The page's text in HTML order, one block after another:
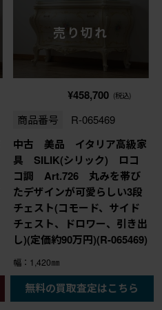
売り切れ
¥458,700 (税込)
商品番号 R-065469
中古 美品 イタリア高級家
具 SILIK(シリック) ロコ
コ調 Art.726 丸みを帯び
たデザインが可愛らしい3段
チェスト(コモード、サイド
チェスト、ドロワー、引き出
し)(定価約90万円)(R-065469)
幅：1,420㎜
奥行：540㎜
高さ：875㎜
無料の買取査定はこちら